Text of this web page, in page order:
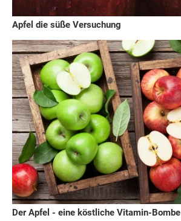
Apfel die süße Versuchung
Der Apfel - eine köstliche Vitamin-Bombe